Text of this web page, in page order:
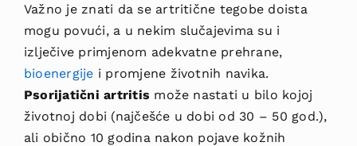
Važno je znati da se artritične tegobe doista
mogu povući, a u nekim slučajevima su i
izlječive primjenom adekvatne prehrane,
bioenergije i promjene životnih navika.
Psorijatični artritis može nastati u bilo kojoj
životnoj dobi (najčešće u dobi od 30 – 50 god.),
ali obično 10 godina nakon pojave kožnih